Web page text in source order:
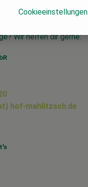
Wir helfen dir gerne:
hof-mahlitzsch.de
Cookieeinstellungen